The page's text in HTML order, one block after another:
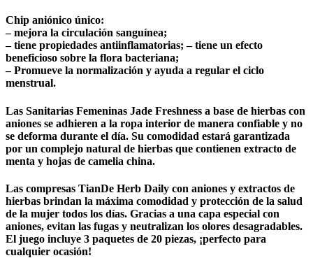
Chip aniónico único:
– mejora la circulación sanguínea;
– tiene propiedades antiinflamatorias; – tiene un efecto
beneficioso sobre la flora bacteriana;
– Promueve la normalización y ayuda a regular el ciclo
menstrual.
Las Sanitarias Femeninas Jade Freshness a base de hierbas con
aniones se adhieren a la ropa interior de manera confiable y no
se deforma durante el día. Su comodidad estará garantizada
por un complejo natural de hierbas que contienen extracto de
menta y hojas de camelia china.
Las compresas TianDe Herb Daily con aniones y extractos de
hierbas brindan la máxima comodidad y protección de la salud
de la mujer todos los días. Gracias a una capa especial con
aniones, evitan las fugas y neutralizan los olores desagradables.
El juego incluye 3 paquetes de 20 piezas, ¡perfecto para
cualquier ocasión!